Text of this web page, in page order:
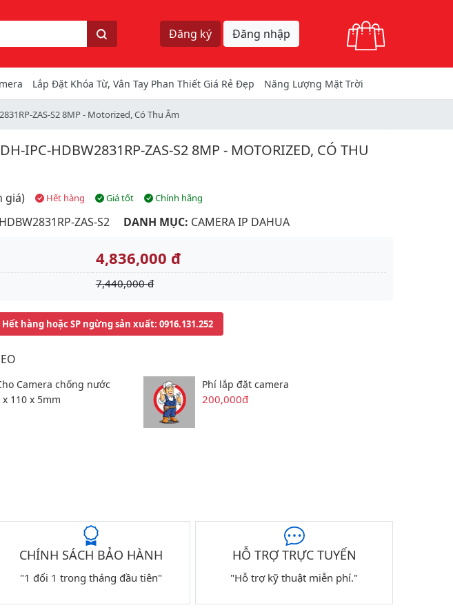
Tìm kiếm
Đăng ký Đăng nhập
Lắp Đặt Khóa Từ, Vân Tay Phan Thiết Giá Rẻ Đẹp Năng Lượng Mặt Trời
ZAS-S2 8MP - Motorized, Có Thu Âm
IPC-HDBW2831RP-ZAS-S2 8MP - MOTORIZED, CÓ THU
giá
giá) Hết hàng Giá tốt Chính hãng
ZAS-S2 DANH MỤC: CAMERA IP DAHUA
4,836,000 đ
7,440,000 đ
Hết hàng hoặc SP ngừng sản xuất: 0916.131.252
Camera chống nước
110 x 5mm
Phí lắp đặt camera
200,000đ
CHÍNH SÁCH BẢO HÀNH
"1 đổi 1 trong tháng đầu tiên"
HỖ TRỢ TRỰC TUYẾN
"Hỗ trợ kỹ thuật miễn phí."